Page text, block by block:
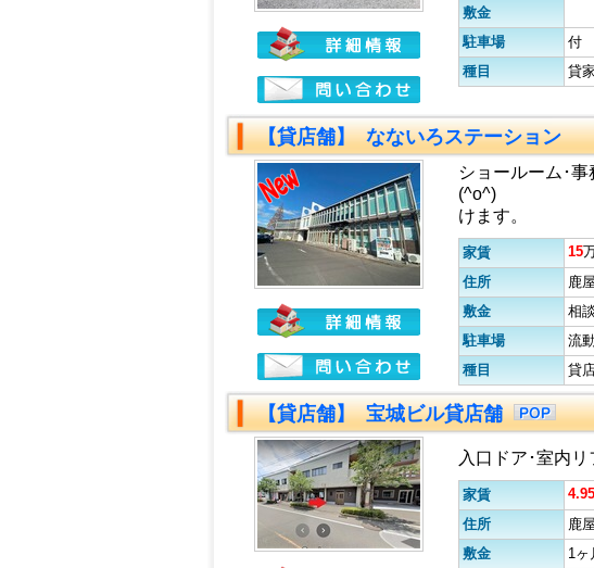
敷金
駐車場
付
種目
貸家
【貸店舗】 なないろステーショ
ショールーム･事
(^o^) 他
けます。
家賃 15
住所
鹿
敷金
相談
駐車場
流
種目
貸
【貸店舗】 宝城ビル貸店舗
入口ドア･室内
家賃 4.95
住所
鹿
敷金
1ヶ